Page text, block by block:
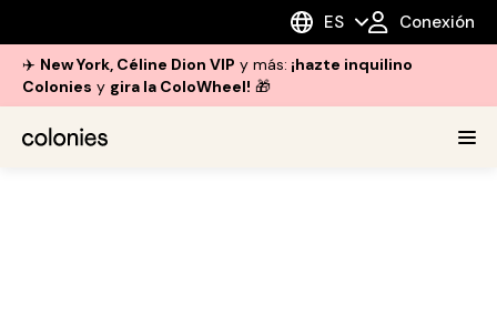
ES Conexión
✈️ New York, Céline Dion VIP y más: ¡hazte inquilino
Colonies y gira la ColoWheel! 🎁